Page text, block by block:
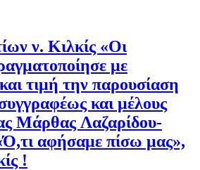
ν. Κιλκίς «Οι
με
τιμή την παρουσίαση
και μέλους
Μάρθας Λαζαρίδου-
αφήσαμε πίσω μας»,
!